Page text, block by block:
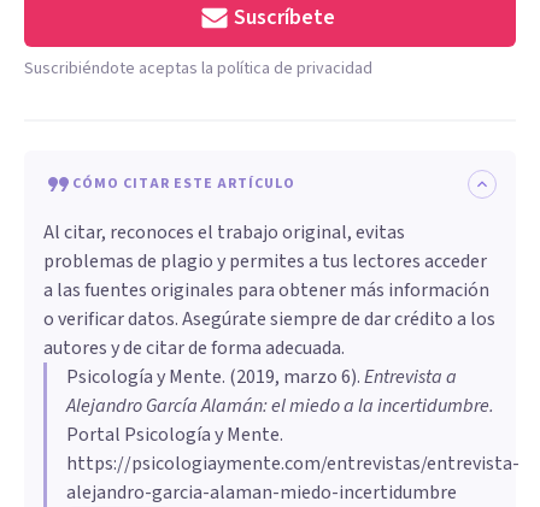
Suscríbete
Suscribiéndote aceptas la política de privacidad
CÓMO CITAR ESTE ARTÍCULO
Al citar, reconoces el trabajo original, evitas
problemas de plagio y permites a tus lectores acceder
a las fuentes originales para obtener más información
o verificar datos. Asegúrate siempre de dar crédito a los
autores y de citar de forma adecuada.
Psicología y Mente. (2019, marzo 6).Entrevista a
Alejandro García Alamán: el miedo a la incertidumbre.
Portal Psicología y Mente.
https://psicologiaymente.com/entrevistas/entrevista-
alejandro-garcia-alaman-miedo-incertidumbre